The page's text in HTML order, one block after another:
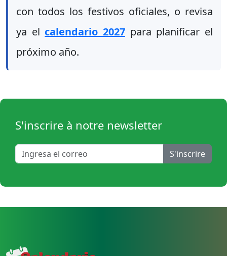
con todos los festivos oficiales, o revisa
ya el calendario 2027 para planificar el
próximo año.
S'inscrire à notre newsletter
S'inscrire